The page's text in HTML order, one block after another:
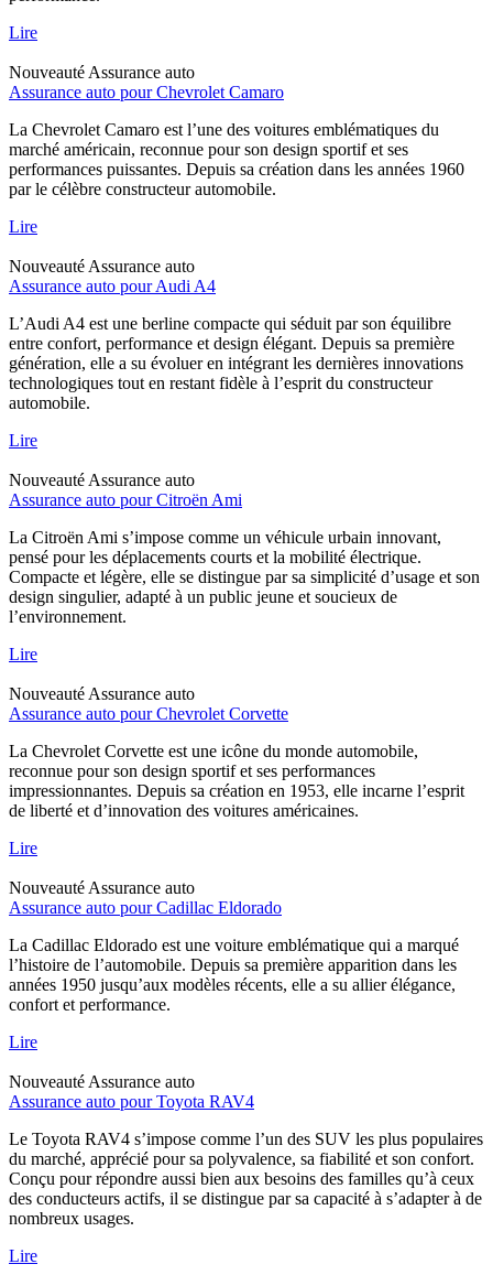
Lire
Nouveauté Assurance auto
Assurance auto pour Chevrolet Camaro
La Chevrolet Camaro est l’une des voitures emblématiques du
marché américain, reconnue pour son design sportif et ses
performances puissantes. Depuis sa création dans les années 1960
par le célèbre constructeur automobile.
Lire
Nouveauté Assurance auto
Assurance auto pour Audi A4
L’Audi A4 est une berline compacte qui séduit par son équilibre
entre confort, performance et design élégant. Depuis sa première
génération, elle a su évoluer en intégrant les dernières innovations
technologiques tout en restant fidèle à l’esprit du constructeur
automobile.
Lire
Nouveauté Assurance auto
Assurance auto pour Citroën Ami
La Citroën Ami s’impose comme un véhicule urbain innovant,
pensé pour les déplacements courts et la mobilité électrique.
Compacte et légère, elle se distingue par sa simplicité d’usage et son
design singulier, adapté à un public jeune et soucieux de
l’environnement.
Lire
Nouveauté Assurance auto
Assurance auto pour Chevrolet Corvette
La Chevrolet Corvette est une icône du monde automobile,
reconnue pour son design sportif et ses performances
impressionnantes. Depuis sa création en 1953, elle incarne l’esprit
de liberté et d’innovation des voitures américaines.
Lire
Nouveauté Assurance auto
Assurance auto pour Cadillac Eldorado
La Cadillac Eldorado est une voiture emblématique qui a marqué
l’histoire de l’automobile. Depuis sa première apparition dans les
années 1950 jusqu’aux modèles récents, elle a su allier élégance,
confort et performance.
Lire
Nouveauté Assurance auto
Assurance auto pour Toyota RAV4
Le Toyota RAV4 s’impose comme l’un des SUV les plus populaires
du marché, apprécié pour sa polyvalence, sa fiabilité et son confort.
Conçu pour répondre aussi bien aux besoins des familles qu’à ceux
des conducteurs actifs, il se distingue par sa capacité à s’adapter à de
nombreux usages.
Lire